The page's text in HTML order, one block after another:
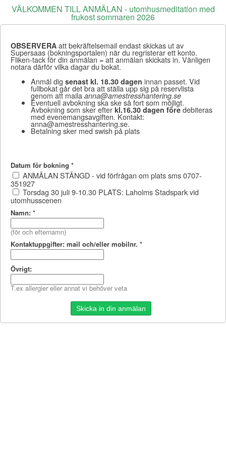
VÄLKOMMEN TILL ANMÄLAN - utomhusmeditation med
frukost sommaren 2026
OBSERVERA att bekräftelsemail endast skickas ut av
Supersaas (bokningsportalen) när du regristerar ett konto.
Fliken-tack för din anmälan = att anmälan skickats in. Vänligen
notara därför vilka dagar du bokat.
Anmäl dig senast kl. 18.30 dagen innan passet. Vid
fullbokat går det bra att ställa upp sig på reservlista
genom att maila anna@amestresshantering.se
Eventuell avbokning ska ske så fort som möjligt.
Avbokning som sker efterkl.16.30 dagen föredebiteras
med evenemangsavgiften. Kontakt:
anna@amestresshantering.se.
Betalning sker med swish på plats
Datum för bokning *
ANMÄLAN STÄNGD - vid förfrågan om plats sms 0707-
351927
Torsdag 30 juli 9-10.30 PLATS: Laholms Stadspark vid
utomhusscenen
Namn: *
(för och efternamn)
Kontaktuppgifter: mail och/eller mobilnr. *
Övrigt:
T.ex allergier eller annat vi behöver veta